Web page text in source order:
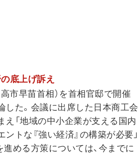
底上げ訴え
高市早苗首相）を首相官邸で開催
した。会議に出席した日本商工会
「地域の中小企業が支える国内
トな『強い経済』の構築が必要」
める方策については、今までに